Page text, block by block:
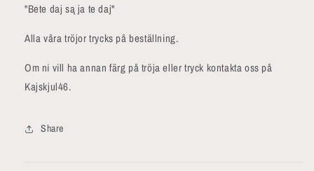
"Bete daj są ja te daj"
Alla våra tröjor trycks på beställning.
Om ni vill ha annan färg på tröja eller tryck kontakta oss på
Kajskjul46.
Share